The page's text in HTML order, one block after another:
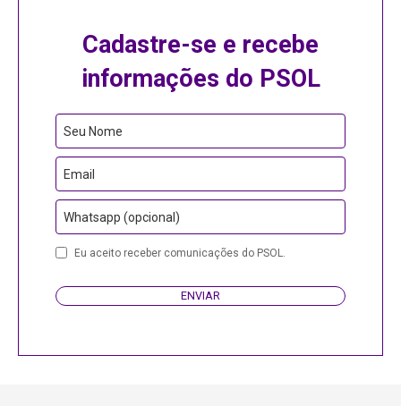
Cadastre-se e recebe
informações do PSOL
Seu Nome
Email
Whatsapp (opcional)
Eu aceito receber comunicações do PSOL.
ENVIAR